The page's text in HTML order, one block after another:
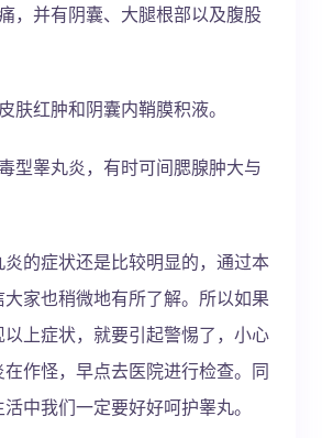
，并有阴囊、大腿根部以及腹股
肤红肿和阴囊内鞘膜积液。
型睾丸炎，有时可间腮腺肿大与
的症状还是比较明显的，通过本
家也稍微地有所了解。所以如果
上症状，就要引起警惕了，小心
作怪，早点去医院进行检查。同
中我们一定要好好呵护睾丸。